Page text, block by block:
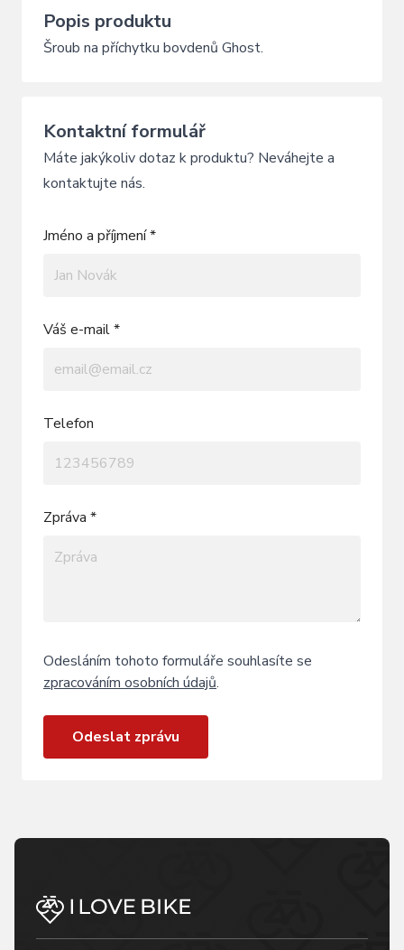
Popis produktu
Šroub na příchytku bovdenů Ghost.
Kontaktní formulář
Máte jakýkoliv dotaz k produktu? Neváhejte a
kontaktujte nás.
Jméno a příjmení *
Váš e-mail *
Telefon
Zpráva *
Odesláním tohoto formuláře souhlasíte se
zpracováním osobních údajů.
Odeslat zprávu